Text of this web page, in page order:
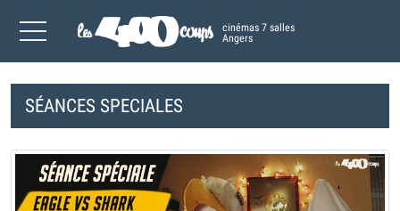
cinémas 7 salles
Angers
SÉANCES SPECIALES